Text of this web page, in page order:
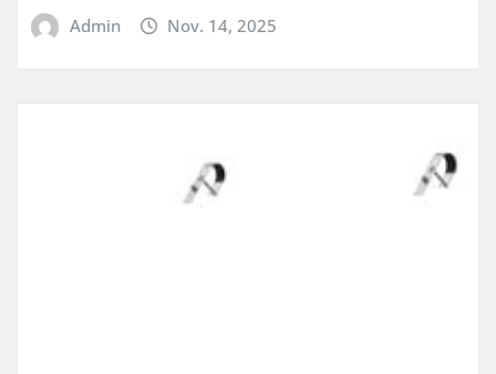
Admin Nov. 14, 2025